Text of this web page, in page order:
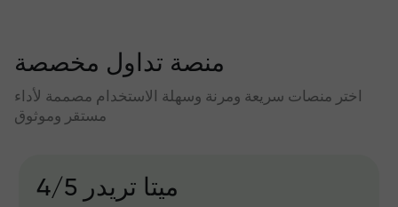
منصة تداول مخصصة
اختر منصات سريعة ومرنة وسهلة الاستخدام مصممة لأداء
مستقر وموثوق
میتا تریدر 4/5